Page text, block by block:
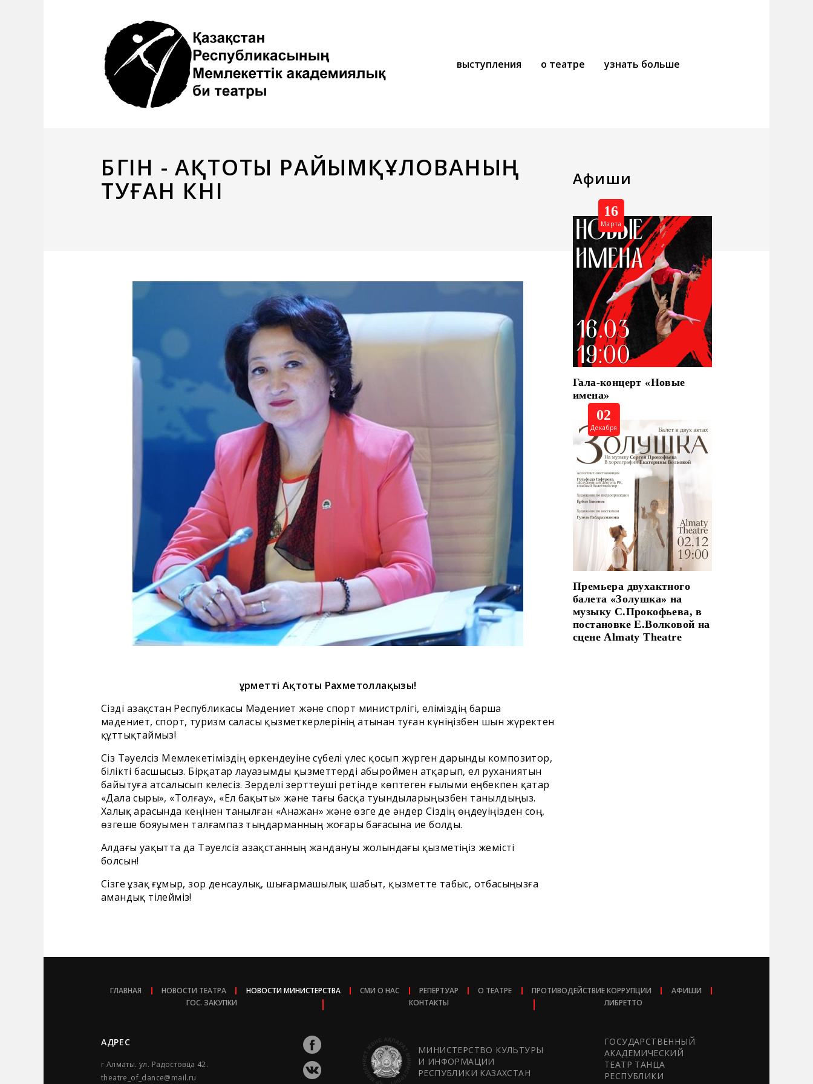
выступления о театре узнать больше
БҮГІН - АҚТОТЫ РАЙЫМҚҰЛОВАНЫҢ
ТУҒАН КҮНІ
Құрметті Ақтоты Рахметоллақызы!
Сізді Қазақстан Республикасы Мəдениет жəне спорт министрлігі, еліміздің барша
мәдениет, спорт, туризм саласы қызметкерлерінің атынан туған күніңізбен шын жүректен
құттықтаймыз!
Сіз Тәуелсіз Мемлекетіміздің өркендеуіне сүбелі үлес қосып жүрген дарынды композитор,
білікті басшысыз. Бірқатар лауазымды қызметтерді абыроймен атқарып, ел руханиятын
байытуға атсалысып келесіз. Зерделі зерттеуші ретінде көптеген ғылыми еңбекпен қатар
«Дала сыры», «Толғау», «Ел бақыты» жəне тағы басқа туындыларыңызбен танылдыңыз.
Халық арасында кеңінен танылған «Анажан» жəне өзге де əндер Сіздің өңдеуіңізден соң,
өзгеше бояуымен талғампаз тыңдарманның жоғары бағасына ие болды.
Алдағы уақытта да Тəуелсіз Қазақстанның жандануы жолындағы қызметіңіз жемісті
болсын!
Сізге ұзақ ғұмыр, зор денсаулық, шығармашылық шабыт, қызметте табыс, отбасыңызға
амандық тілейміз!
Афиши
16
Марта
Гала-концерт «Новые
имена»
02
Декабря
Премьера двухактного
балета «Золушка» на
музыку С.Прокофьева, в
постановке Е.Волковой на
сцене Almaty Theatre
ГЛАВНАЯ НОВОСТИ ТЕАТРА НОВОСТИ МИНИСТЕРСТВА СМИ О НАС РЕПЕРТУАР О ТЕАТРЕ ПРОТИВОДЕЙСТВИЕ КОРРУПЦИИ
АФИШИ
ГОС. ЗАКУПКИ
КОНТАКТЫ ЛИБРЕТТО
АДРЕС
г Алматы. ул. Радостовца 42.
theatre_of_dance@mail.ru
МИНИСТЕРСТВО КУЛЬТУРЫ
И ИНФОРМАЦИИ
РЕСПУБЛИКИ КАЗАХСТАН
ГОСУДАРСТВЕННЫЙ
АКАДЕМИЧЕСКИЙ
ТЕАТР ТАНЦА
РЕСПУБЛИКИ